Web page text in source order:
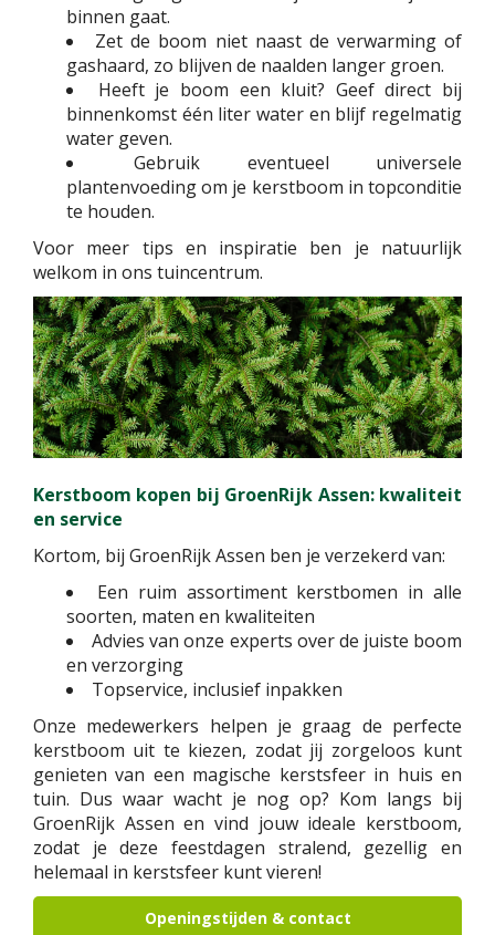
binnen gaat.
Zet de boom niet naast de verwarming of
gashaard, zo blijven de naalden langer groen.
Heeft je boom een kluit? Geef direct bij
binnenkomst één liter water en blijf regelmatig
water geven.
Gebruik eventueel universele
plantenvoeding om je kerstboom in topconditie
te houden.
Voor meer tips en inspiratie ben je natuurlijk
welkom in ons tuincentrum.
Kerstboom kopen bij GroenRijk Assen: kwaliteit
en service
Kortom, bij GroenRijk Assen ben je verzekerd van:
Een ruim assortiment kerstbomen in alle
soorten, maten en kwaliteiten
Advies van onze experts over de juiste boom
en verzorging
Topservice, inclusief inpakken
Onze medewerkers helpen je graag de perfecte
kerstboom uit te kiezen, zodat jij zorgeloos kunt
genieten van een magische kerstsfeer in huis en
tuin. Dus waar wacht je nog op? Kom langs bij
GroenRijk Assen en vind jouw ideale kerstboom,
zodat je deze feestdagen stralend, gezellig en
helemaal in kerstsfeer kunt vieren!
Openingstijden & contact